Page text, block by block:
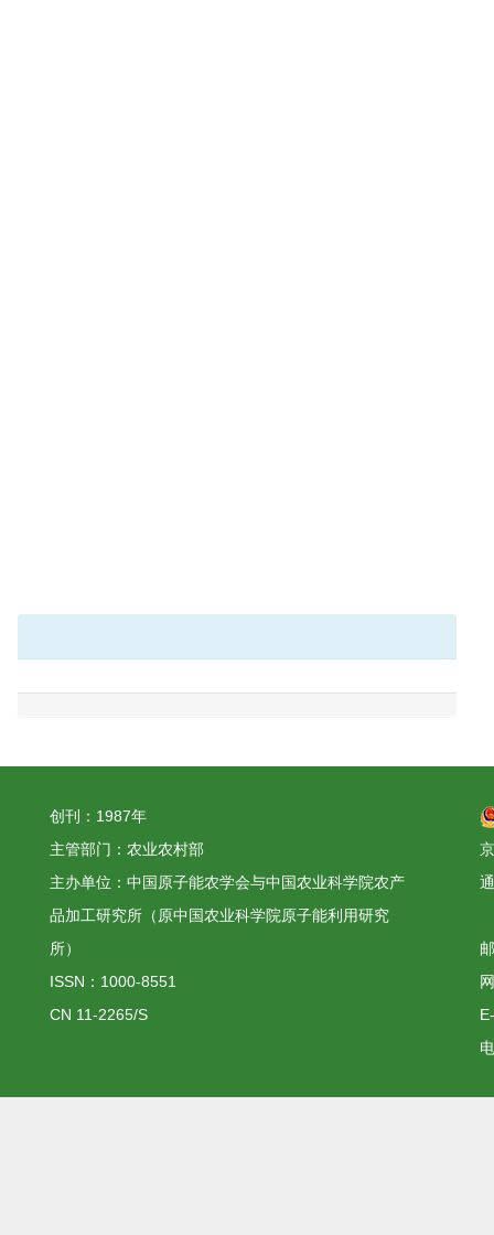
创刊：1987年
主管部门：农业农村部
主办单位：中国原子能农学会与中国农业科学院农产
品加工研究所（原中国农业科学院原子能利用研究
所）
ISSN：1000-8551
CN 11-2265/S